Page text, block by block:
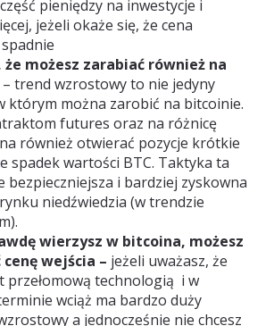
pieniędzy na inwestycje i
jeżeli okaże się, że cena
możesz zarabiać również na
– trend wzrostowy to nie jedyny
którym można zarobić na bitcoinie.
futures oraz na różnicę
również otwierać pozycje krótkie
spadek wartości BTC. Taktyka ta
bezpieczniejsza i bardziej zyskowna
niedźwiedzia (w trendzie
wierzysz w bitcoina, możesz
wejścia – jeżeli uważasz, że
przełomową technologią i w
wciąż ma bardzo duży
a jednocześnie nie chcesz